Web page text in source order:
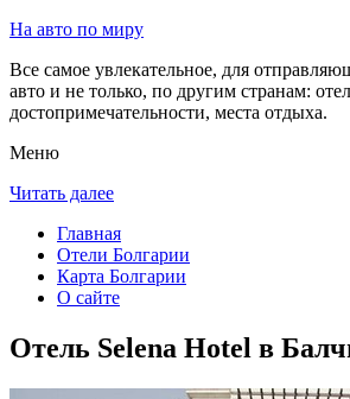
На авто по миру
Все самое увлекательное, для
авто и не только, по другим странам:
достопримечательности, места отдыха.
Меню
Читать далее
Главная
Отели Болгарии
Карта Болгарии
О сайте
Отель Selena Hotel в